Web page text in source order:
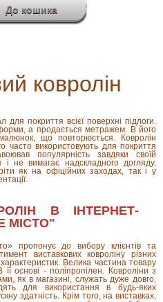
ковролін
для покриття всієї поверхні підлоги.
а продається метражем. В його
що повторюється. Ковролін
часто використовують для покриття
популярність завдяки своїй
і не вимагає надскладного догляду.
як на офіційних заходах, так і у
В ІНТЕРНЕТ-
МІСТО"
пропонує до вибору клієнтів та
виставкових ковроліну різних
характеристик. Велика частина товару
основі - поліпропілен. Ковроліни з
як в магазині, служать дуже довго,
для використання в будь-яких
здатність. Крім того, на виставках,